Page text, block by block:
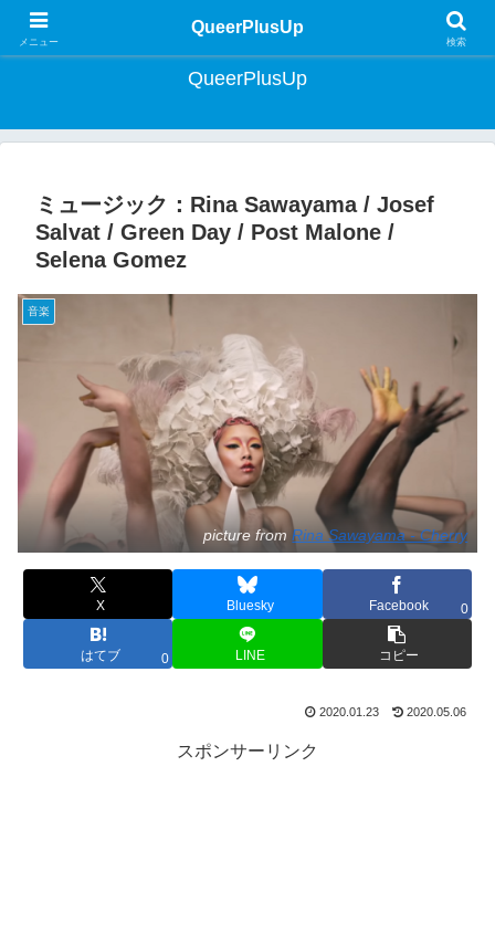
クィア・ライフスタイルマガジン | Lifestyle Magazine for Queer Japan
QueerPlusUp
ミュージック：Rina Sawayama / Josef
Salvat / Green Day / Post Malone /
Selena Gomez
音楽
picture fromRina Sawayama - Cherry
X Bluesky Facebook 0
はてブ 0 LINE コピー
2020.01.23 2020.05.06
スポンサーリンク
メニュー
QueerPlusUp
検索